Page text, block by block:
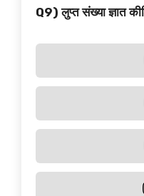
Q9) लुप्त संख्या ज्ञात